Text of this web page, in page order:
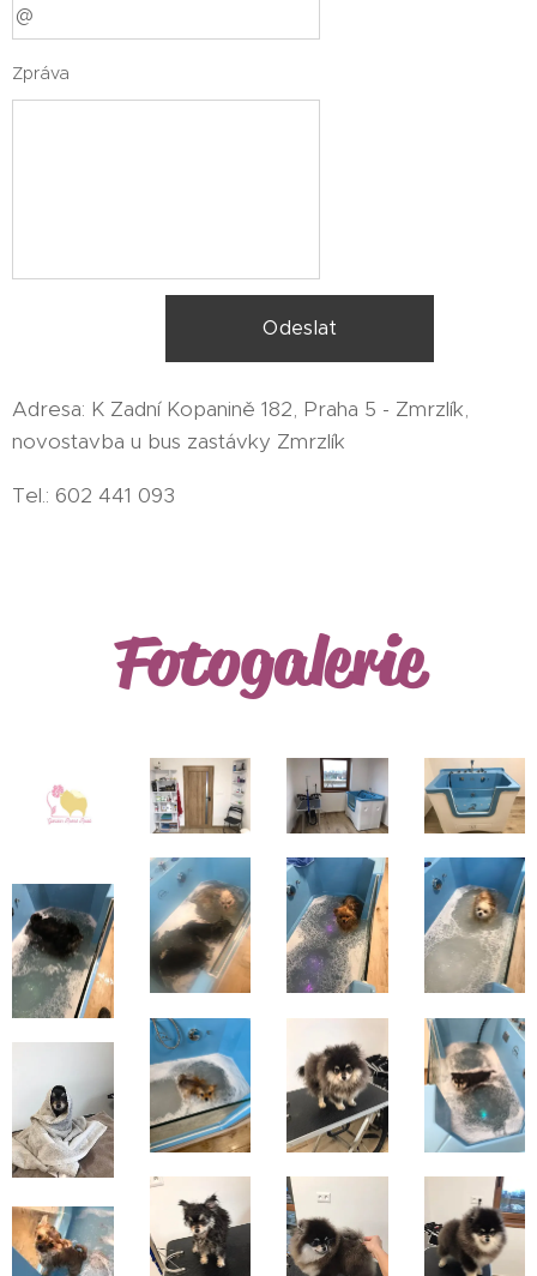
Zpráva
Odeslat
Adresa: K Zadní Kopanině 182, Praha 5 - Zmrzlík,
novostavba u bus zastávky Zmrzlík
Tel.: 602 441 093
Fotogalerie